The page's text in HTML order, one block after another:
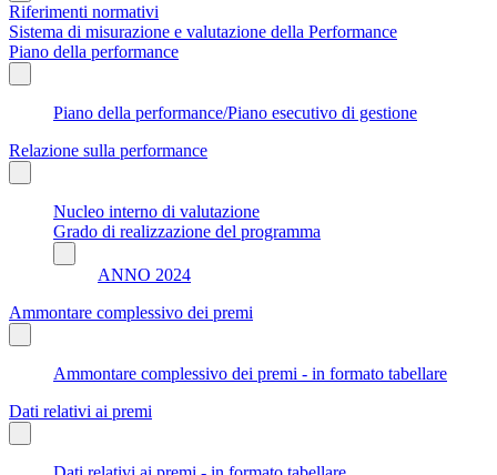
Riferimenti normativi
Sistema di misurazione e valutazione della Performance
Piano della performance
Piano della performance/Piano esecutivo di gestione
Relazione sulla performance
Nucleo interno di valutazione
Grado di realizzazione del programma
ANNO 2024
Ammontare complessivo dei premi
Ammontare complessivo dei premi - in formato tabellare
Dati relativi ai premi